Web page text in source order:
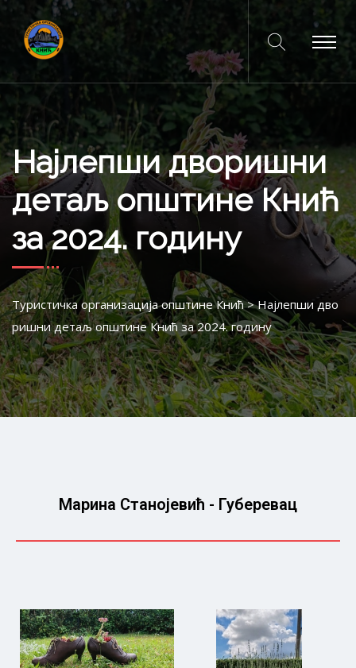
Најлепши дворишни
детаљ општине Кнић
за 2024. годину
Туристичка организација општине Кнић>Најлепши дво
ришни детаљ општине Кнић за 2024. годину
Маринa Станојевић - Губеревац